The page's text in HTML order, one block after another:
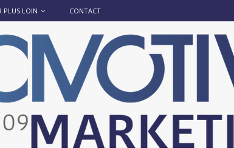
PLUS LOIN CONTACT